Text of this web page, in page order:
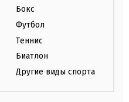
Бокс
Футбол
Теннис
Биатлон
Другие виды спорта